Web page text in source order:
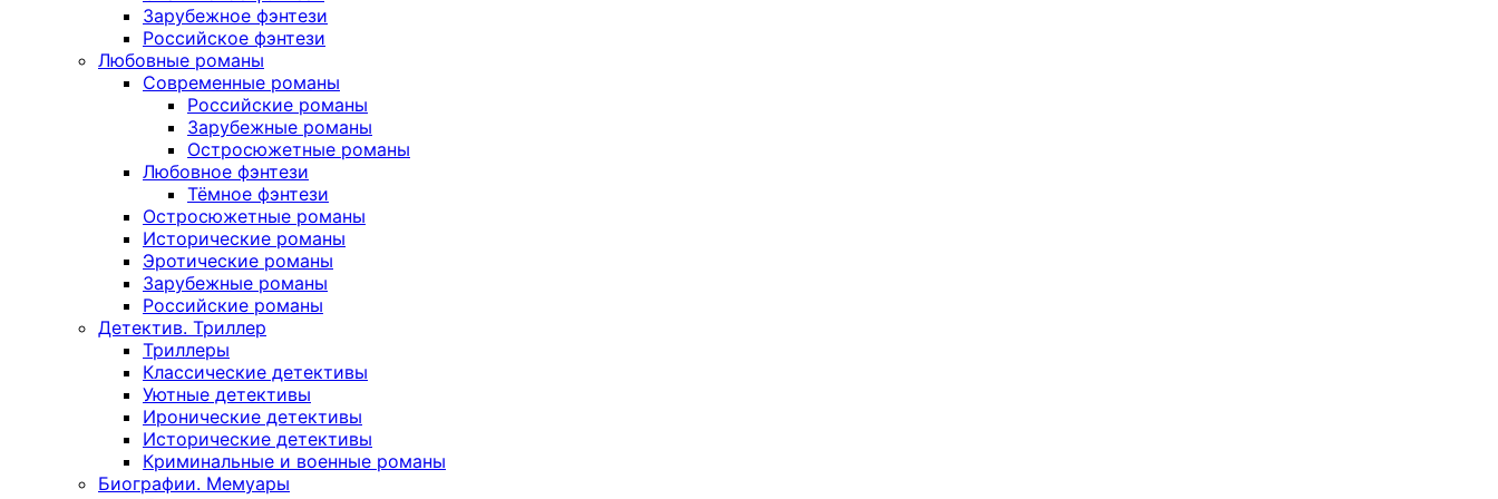
Зарубежное фэнтези
Российское фэнтези
Любовные романы
Современные романы
Российские романы
Зарубежные романы
Остросюжетные романы
Любовное фэнтези
Тёмное фэнтези
Остросюжетные романы
Исторические романы
Эротические романы
Зарубежные романы
Российские романы
Детектив. Триллер
Триллеры
Классические детективы
Уютные детективы
Иронические детективы
Исторические детективы
Криминальные и военные романы
Биографии. Мемуары